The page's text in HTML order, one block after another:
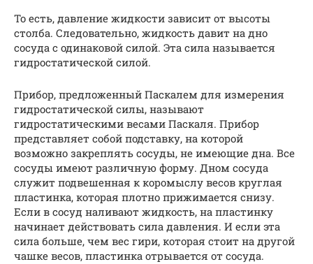
То есть, давление жидкости зависит от высоты
столба. Следовательно, жидкость давит на дно
сосуда с одинаковой силой. Эта сила называется
гидростатической силой.
Прибор, предложенный Паскалем для измерения
гидростатической силы, называют
гидростатическими весами Паскаля. Прибор
представляет собой подставку, на которой
возможно закреплять сосуды, не имеющие дна. Все
сосуды имеют различную форму. Дном сосуда
служит подвешенная к коромыслу весов круглая
пластинка, которая плотно прижимается снизу.
Если в сосуд наливают жидкость, на пластинку
начинает действовать сила давления. И если эта
сила больше, чем вес гири, которая стоит на другой
чашке весов, пластинка отрывается от сосуда.